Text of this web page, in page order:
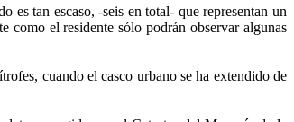
es tan escaso, -seis en total- que representan un
como el residente sólo podrán observar algunas
cuando el casco urbano se ha extendido de